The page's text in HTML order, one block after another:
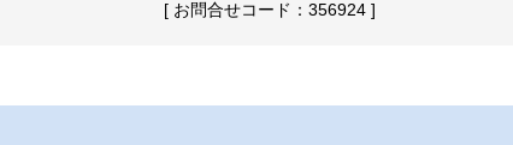
[ お問合せコード：356924 ]